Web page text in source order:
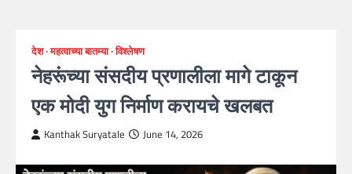
देश महत्वाच्या बातम्या विश्लेषण
नेहरूंच्या संसदीय प्रणालीला मागे टाकून
एक मोदी युग निर्माण करायचे खलबत
Kanthak Suryatale June 14, 2026